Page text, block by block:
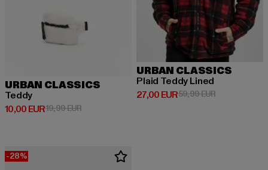
URBAN CLASSICS
Teddy
10,00 EUR
Derzeitiger Preis: 10,00 EUR
19,99 EURAktionspreis: 19,99 EUR
URBAN CLASSICS
Plaid Teddy Lined
27,00 EUR
Derzeitiger Preis: 27,00 EUR
59,99 EURAktionspreis:
-28%